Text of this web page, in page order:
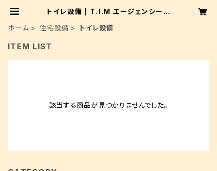
トイレ設備 | T.I.M エージェンシー株
ホーム
住宅設備 トイレ設備
ITEM LIST
該当する商品が見つかりませんでした。